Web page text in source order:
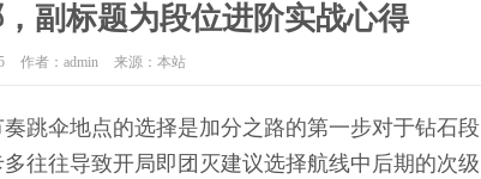
副标题为段位进阶实战心得
作者：admin 来源：本站
跳伞地点的选择是加分之路的第一步对于钻石段
往往导致开局即团灭建议选择航线中后期的次级